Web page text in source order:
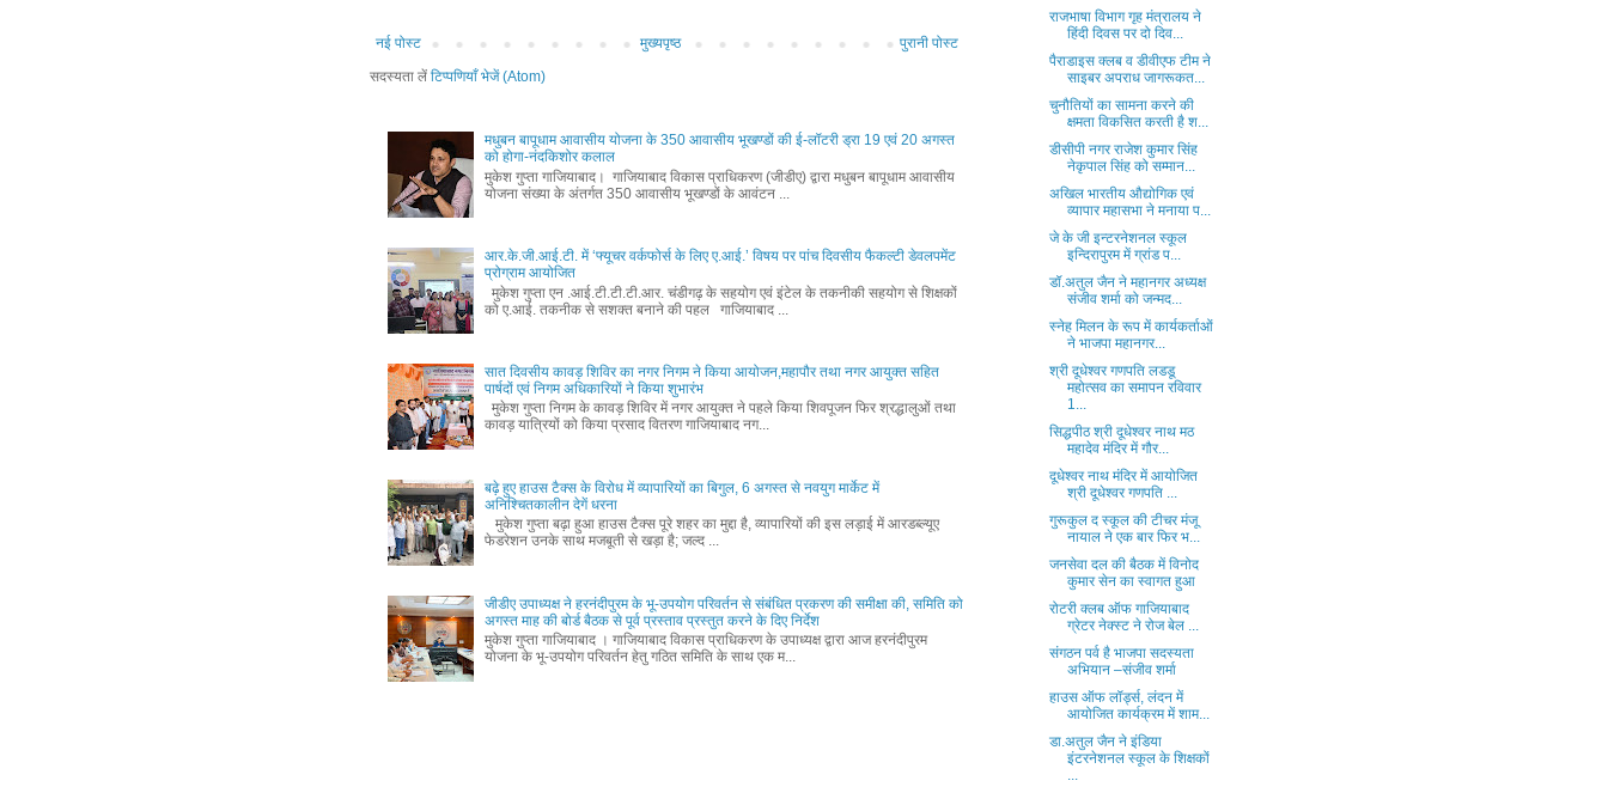
नई पोस्ट पुरानी पोस्ट
मुख्यपृष्ठ
सदस्यता लें टिप्पणियाँ भेजें (Atom)
मधुबन बापूधाम आवासीय योजना के 350 आवासीय भूखण्डों की ई-लॉटरी ड्रा 19 एवं 20 अगस्त
को होगा-नंदकिशोर कलाल
मुकेश गुप्ता गाजियाबाद। गाजियाबाद विकास प्राधिकरण (जीडीए) द्वारा मधुबन बापूधाम आवासीय
योजना संख्या के अंतर्गत 350 आवासीय भूखण्डों के आवंटन ...
आर.के.जी.आई.टी. में ‘फ्यूचर वर्कफोर्स के लिए ए.आई.’ विषय पर पांच दिवसीय फैकल्टी डेवलपमेंट
प्रोग्राम आयोजित
मुकेश गुप्ता एन .आई.टी.टी.टी.आर. चंडीगढ़ के सहयोग एवं इंटेल के तकनीकी सहयोग से शिक्षकों
को ए.आई. तकनीक से सशक्त बनाने की पहल गाजियाबाद ...
सात दिवसीय कावड़ शिविर का नगर निगम ने किया आयोजन,महापौर तथा नगर आयुक्त सहित
पार्षदों एवं निगम अधिकारियों ने किया शुभारंभ
मुकेश गुप्ता निगम के कावड़ शिविर में नगर आयुक्त ने पहले किया शिवपूजन फिर श्रद्धालुओं तथा
कावड़ यात्रियों को किया प्रसाद वितरण गाजियाबाद नग...
बढ़े हुए हाउस टैक्स के विरोध में व्यापारियों का बिगुल, 6 अगस्त से नवयुग मार्केट में
अनिश्चितकालीन देगें धरना
मुकेश गुप्ता बढ़ा हुआ हाउस टैक्स पूरे शहर का मुद्दा है, व्यापारियों की इस लड़ाई में आरडब्ल्यूए
फेडरेशन उनके साथ मजबूती से खड़ा है; जल्द ...
जीडीए उपाध्यक्ष ने हरनंदीपुरम के भू-उपयोग परिवर्तन से संबंधित प्रकरण की समीक्षा की, समिति को
अगस्त माह की बोर्ड बैठक से पूर्व प्रस्ताव प्रस्तुत करने के दिए निर्देश
मुकेश गुप्ता गाजियाबाद । गाजियाबाद विकास प्राधिकरण के उपाध्यक्ष द्वारा आज हरनंदीपुरम
योजना के भू-उपयोग परिवर्तन हेतु गठित समिति के साथ एक म...
राजभाषा विभाग गृह मंत्रालय ने
हिंदी दिवस पर दो दिव...
पैराडाइस क्लब व डीवीएफ टीम ने
साइबर अपराध जागरूकत...
चुनौतियों का सामना करने की
क्षमता विकसित करती है श...
डीसीपी नगर राजेश कुमार सिंह
नेकृपाल सिंह को सम्मान...
अखिल भारतीय औद्योगिक एवं
व्यापार महासभा ने मनाया प...
जे के जी इन्टरनेशनल स्कूल
इन्दिरापुरम में ग्रांड प...
डॉ.अतुल जैन ने महानगर अध्यक्ष
संजीव शर्मा को जन्मद...
स्नेह मिलन के रूप में कार्यकर्ताओं
ने भाजपा महानगर...
श्री दूधेश्वर गणपति लडडू
महोत्सव का समापन रविवार
1...
सिद्धपीठ श्री दूधेश्वर नाथ मठ
महादेव मंदिर में गौर...
दूधेश्वर नाथ मंदिर में आयोजित
श्री दूधेश्वर गणपति ...
गुरूकुल द स्कूल की टीचर मंजू
नायाल ने एक बार फिर भ...
जनसेवा दल की बैठक में विनोद
कुमार सेन का स्वागत हुआ
रोटरी क्लब ऑफ गाजियाबाद
ग्रेटर नेक्स्ट ने रोज बेल ...
संगठन पर्व है भाजपा सदस्यता
अभियान –संजीव शर्मा
हाउस ऑफ लॉर्ड्स, लंदन में
आयोजित कार्यक्रम में शाम...
डा.अतुल जैन ने इंडिया
इंटरनेशनल स्कूल के शिक्षकों
...